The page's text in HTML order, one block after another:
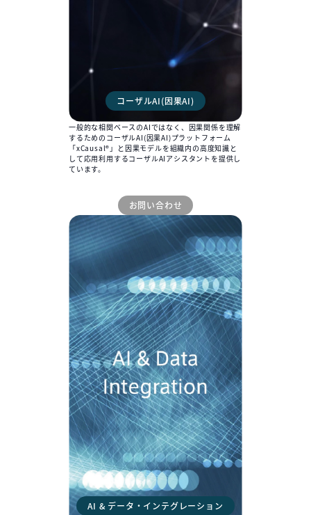
コーザルAI(因果AI)
一般的な相関ベースのAIではなく、因果関係を理解
するためのコーザルAI(因果AI)プラットフォーム
「xCausal®︎」と因果モデルを組織内の高度知識と
して応用利用するコーザルAIアシスタントを提供し
ています。
お問い合わせ
AI & データ・インテグレーション